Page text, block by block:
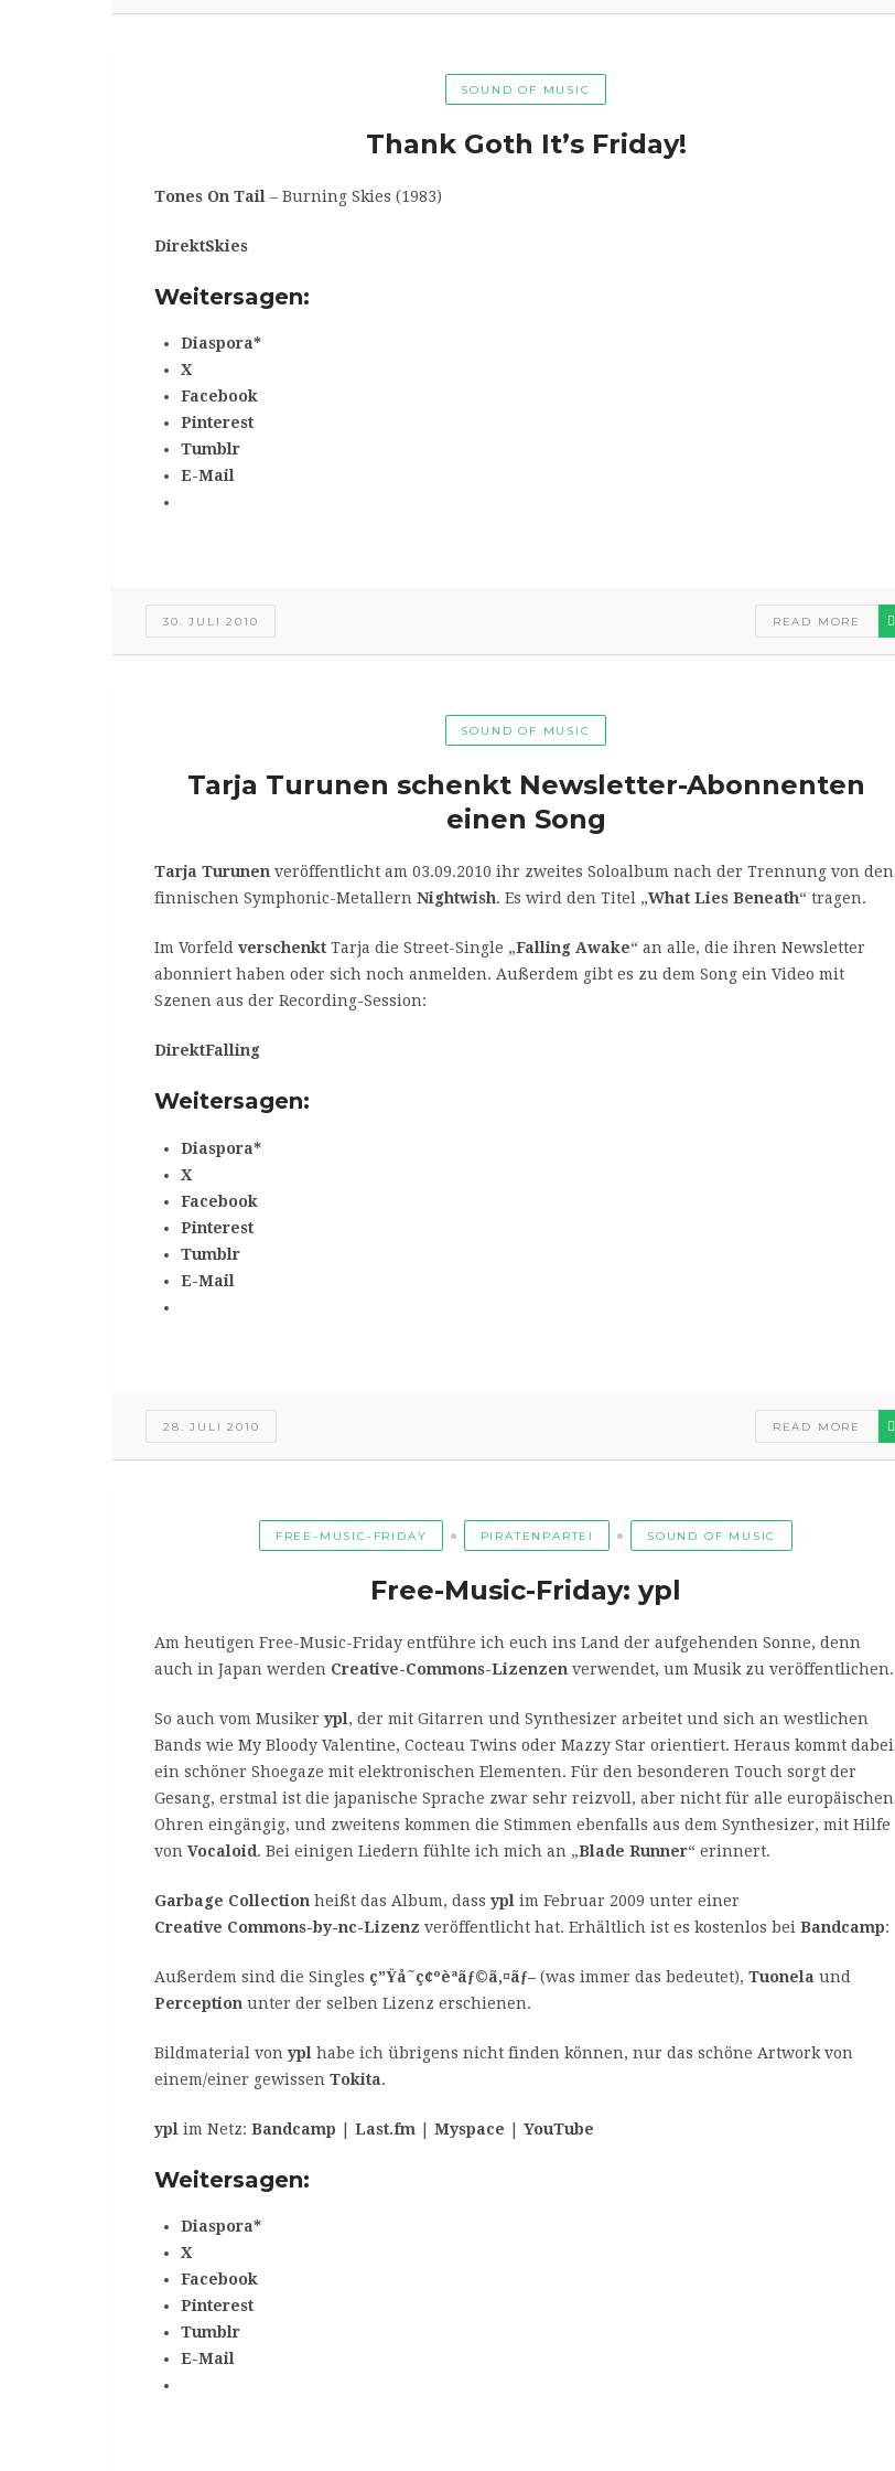
SOUND OF MUSIC
Thank Goth It’s Friday!
Tones On Tail – Burning Skies (1983)
DirektSkies
Weitersagen:
Diaspora*
X
Facebook
Pinterest
Tumblr
E-Mail
30. JULI 2010 READ MORE
SOUND OF MUSIC
Tarja Turunen schenkt Newsletter-Abonnenten
einen Song
Tarja Turunenveröffentlicht am 03.09.2010 ihr zweites Soloalbum nach der Trennung von den
finnischen Symphonic-Metallern Nightwish. Es wird den Titel „What Lies Beneath“ tragen.
Im Vorfeld verschenktTarja die Street-Single „Falling Awake“ an alle, die ihren Newsletter
abonniert haben oder sich noch anmelden. Außerdem gibt es zu dem Song ein Video mit
Szenen aus der Recording-Session:
DirektFalling
Weitersagen:
Diaspora*
X
Facebook
Pinterest
Tumblr
E-Mail
28. JULI 2010 READ MORE
FREE-MUSIC-FRIDAY PIRATENPARTEI SOUND OF MUSIC
Free-Music-Friday: ypl
Am heutigen Free-Music-Friday entführe ich euch ins Land der aufgehenden Sonne, denn
auch in Japan werden Creative-Commons-Lizenzen verwendet, um Musik zu veröffentlichen.
So auch vom Musiker ypl , der mit Gitarren und Synthesizer arbeitet und sich an westlichen
Bands wie My Bloody Valentine, Cocteau Twins oder Mazzy Star orientiert. Heraus kommt dabei
ein schöner Shoegaze mit elektronischen Elementen. Für den besonderen Touch sorgt der
Gesang, erstmal ist die japanische Sprache zwar sehr reizvoll, aber nicht für alle europäischen
Ohren eingängig, und zweitens kommen die Stimmen ebenfalls aus dem Synthesizer, mit Hilfe
von Vocaloid. Bei einigen Liedern fühlte ich mich an „Blade Runner“ erinnert.
Garbage Collection heißt das Album, dass ypl im Februar 2009 unter einer
Creative Commons-by-nc-Lizenz veröffentlicht hat. Erhältlich ist es kostenlos bei Bandcamp:
Außerdem sind die Singles ç”Ÿå­˜ç¢ºèªãƒ©ã‚¤ãƒ–(was immer das bedeutet), Tuonela und
Perception unter der selben Lizenz erschienen.
Bildmaterial von ypl habe ich übrigens nicht finden können, nur das schöne Artwork von
einem/einer gewissen Tokita.
ypl im Netz: Bandcamp Last.fm Myspace YouTube
Weitersagen:
Diaspora*
X
Facebook
Pinterest
Tumblr
E-Mail